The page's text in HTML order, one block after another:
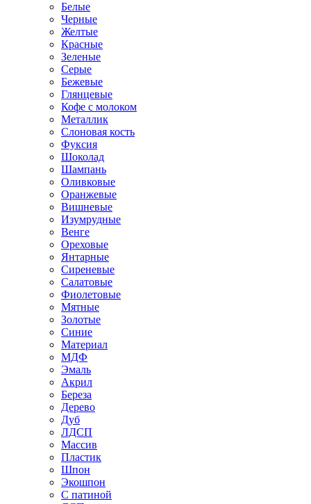
Белые
Черные
Желтые
Красные
Зеленые
Серые
Бежевые
Глянцевые
Кофе с молоком
Металлик
Слоновая кость
Фуксия
Шоколад
Шампань
Оливковые
Оранжевые
Вишневые
Изумрудные
Венге
Ореховые
Янтарные
Сиреневые
Салатовые
Фиолетовые
Мятные
Золотые
Синие
Материал
МДФ
Эмаль
Акрил
Береза
Дерево
Дуб
ЛДСП
Массив
Пластик
Шпон
Экошпон
С патиной